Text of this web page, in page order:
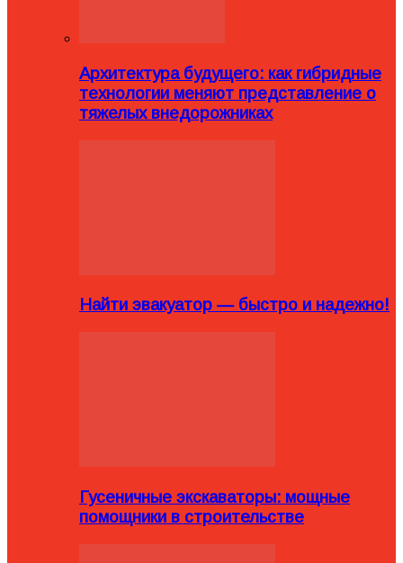
Архитектура будущего: как гибридные
технологии меняют представление о
тяжелых внедорожниках
Найти эвакуатор — быстро и надежно!
Гусеничные экскаваторы: мощные
помощники в строительстве